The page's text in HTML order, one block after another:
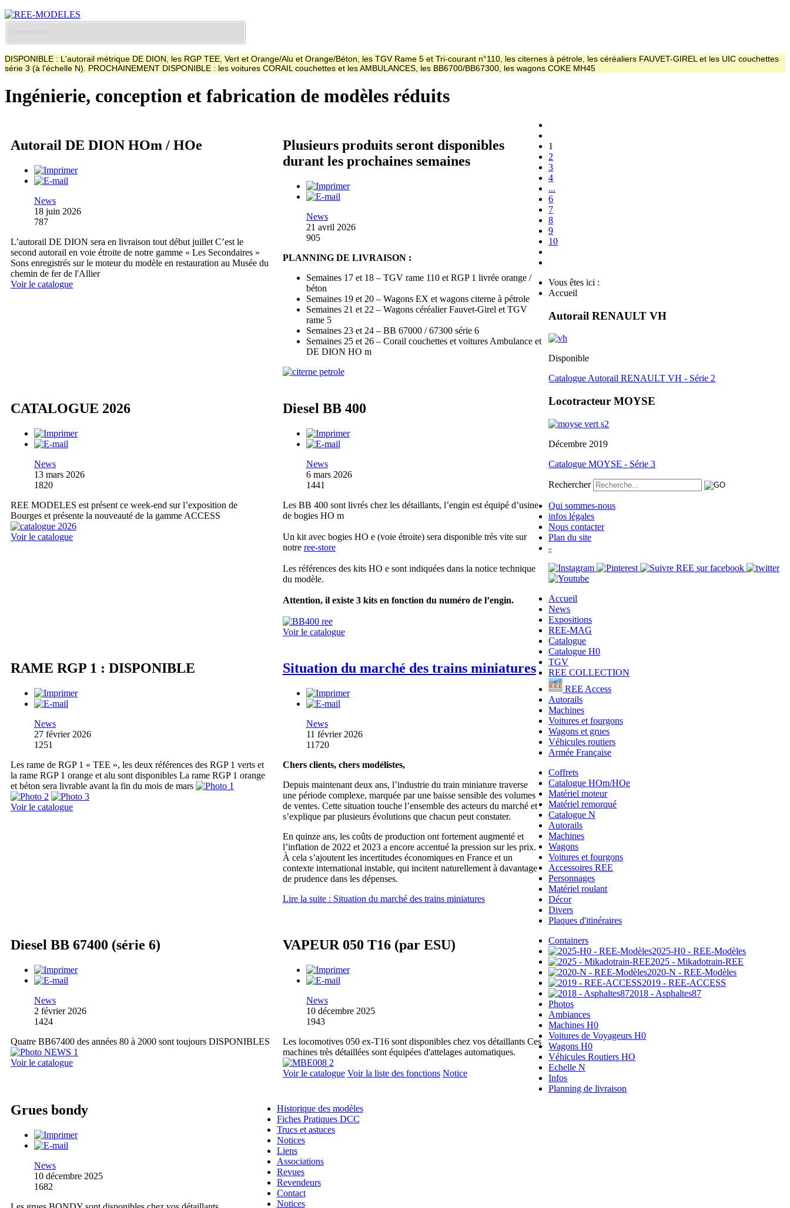
DISPONIBLE : L'autorail métrique DE DION, les RGP TEE, Vert et Orange/Alu et Orange/Béton, les TGV Rame 5 et Tri-courant n°110, les citernes à pétrole, les céréaliers FAUVET-GIREL et les UIC couchettes
série 3 (à l'échelle N). PROCHAINEMENT DISPONIBLE : les voitures CORAIL couchettes et les AMBULANCES, les BB6700/BB67300, les wagons COKE MH45
Ingénierie, conception et fabrication de modèles réduits
Autorail DE DION HOm / HOe
News
18 juin 2026
787
L’autorail DE DION sera en livraison tout début juillet C’est le
second autorail en voie étroite de notre gamme « Les Secondaires »
Sons enregistrés sur le moteur du modèle en restauration au Musée du
chemin de fer de l'Allier
Voir le catalogue
Plusieurs produits seront disponibles
durant les prochaines semaines
News
21 avril 2026
905
PLANNING DE LIVRAISON :
Semaines 17 et 18 – TGV rame 110 et RGP 1 livrée orange /
béton
Semaines 19 et 20 – Wagons EX et wagons citerne à pétrole
Semaines 21 et 22 – Wagons céréalier Fauvet-Girel et TGV
rame 5
Semaines 23 et 24 – BB 67000 / 67300 série 6
Semaines 25 et 26 – Corail couchettes et voitures Ambulance et
DE DION HO m
CATALOGUE 2026
News
13 mars 2026
1820
REE MODELES est présent ce week-end sur l’exposition de
Bourges et présente la nouveauté de la gamme ACCESS
Voir le catalogue
Diesel BB 400
News
6 mars 2026
1441
Les BB 400 sont livrés chez les détaillants, l’engin est équipé d’usine
de bogies HO m
Un kit avec bogies HO e (voie étroite) sera disponible très vite sur
notre ree-store
Les références des kits HO e sont indiquées dans la notice technique
du modèle.
Attention, il existe 3 kits en fonction du numéro de l’engin.
Voir le catalogue
RAME RGP 1 : DISPONIBLE
News
27 février 2026
1251
Les rame de RGP 1 « TEE », les deux références des RGP 1 verts et
la rame RGP 1 orange et alu sont disponibles La rame RGP 1 orange
et béton sera livrable avant la fin du mois de mars
Voir le catalogue
Situation du marché des trains miniatures
News
11 février 2026
11720
Chers clients, chers modélistes,
Depuis maintenant deux ans, l’industrie du train miniature traverse
une période complexe, marquée par une baisse sensible des volumes
de ventes. Cette situation touche l’ensemble des acteurs du marché et
s’explique par plusieurs évolutions que chacun peut constater.
En quinze ans, les coûts de production ont fortement augmenté et
l’inflation de 2022 et 2023 a encore accentué la pression sur les prix.
À cela s’ajoutent les incertitudes économiques en France et un
contexte international instable, qui incitent naturellement à davantage
de prudence dans les dépenses.
Lire la suite : Situation du marché des trains miniatures
Diesel BB 67400 (série 6)
News
2 février 2026
1424
Quatre BB67400 des années 80 à 2000 sont toujours DISPONIBLES
Voir le catalogue
VAPEUR 050 T16 (par ESU)
News
10 décembre 2025
1943
Les locomotives 050 ex-T16 sont disponibles chez vos détaillants Ces
machines très détaillées sont équipées d'attelages automatiques.
Voir le catalogue Voir la liste des fonctions Notice
Grues bondy
News
10 décembre 2025
1682
1
2
3
4
...
6
7
8
9
10
Vous êtes ici :
Accueil
Autorail RENAULT VH
Disponible
Catalogue Autorail RENAULT VH - Série 2
Locotracteur MOYSE
Décembre 2019
Catalogue MOYSE - Série 3
Rechercher
Qui sommes-nous
infos légales
Nous contacter
Plan du site
-
Accueil
News
Expositions
REE-MAG
Catalogue
Catalogue H0
TGV
REE COLLECTION
REE Access
Autorails
Machines
Voitures et fourgons
Wagons et grues
Véhicules routiers
Armée Française
Coffrets
Catalogue HOm/HOe
Matériel moteur
Matériel remorqué
Catalogue N
Autorails
Machines
Wagons
Voitures et fourgons
Accessoires REE
Personnages
Matériel roulant
Décor
Divers
Plaques d'itinéraires
Containers
2025-H0 - REE-Modèles
2025 - Mikadotrain-REE
2020-N - REE-Modèles
2019 - REE-ACCESS
2018 - Asphaltes87
Photos
Ambiances
Machines H0
Voitures de Voyageurs H0
Wagons H0
Véhicules Routiers HO
Echelle N
Infos
Planning de livraison
Historique des modèles
Fiches Pratiques DCC
Trucs et astuces
Notices
Liens
Associations
Revues
Revendeurs
Contact
Notices